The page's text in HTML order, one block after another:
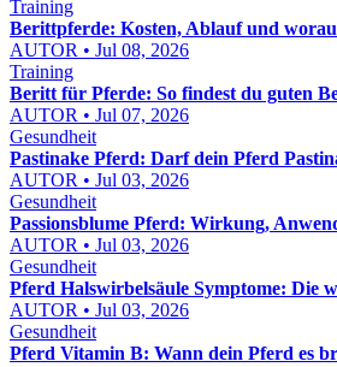
Training
Berittpferde: Kosten, Ablauf und
AUTOR • Jul 08, 2026
Training
Beritt für Pferde: So findest du guten
AUTOR • Jul 07, 2026
Gesundheit
Pastinake Pferd: Darf dein Pferd
AUTOR • Jul 03, 2026
Gesundheit
Passionsblume Pferd: Wirkung,
AUTOR • Jul 03, 2026
Gesundheit
Pferd Halswirbelsäule Symptome: Die
AUTOR • Jul 03, 2026
Gesundheit
Pferd Vitamin B: Wann dein Pferd es